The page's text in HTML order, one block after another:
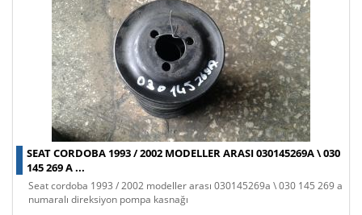
SEAT CORDOBA 1993 / 2002 MODELLER ARASI 030145269A \ 030
145 269 A ...
seat cordoba 1993 / 2002 modeller arası 030145269a \ 030 145 269 a
numaralı direksiyon pompa kasnağı